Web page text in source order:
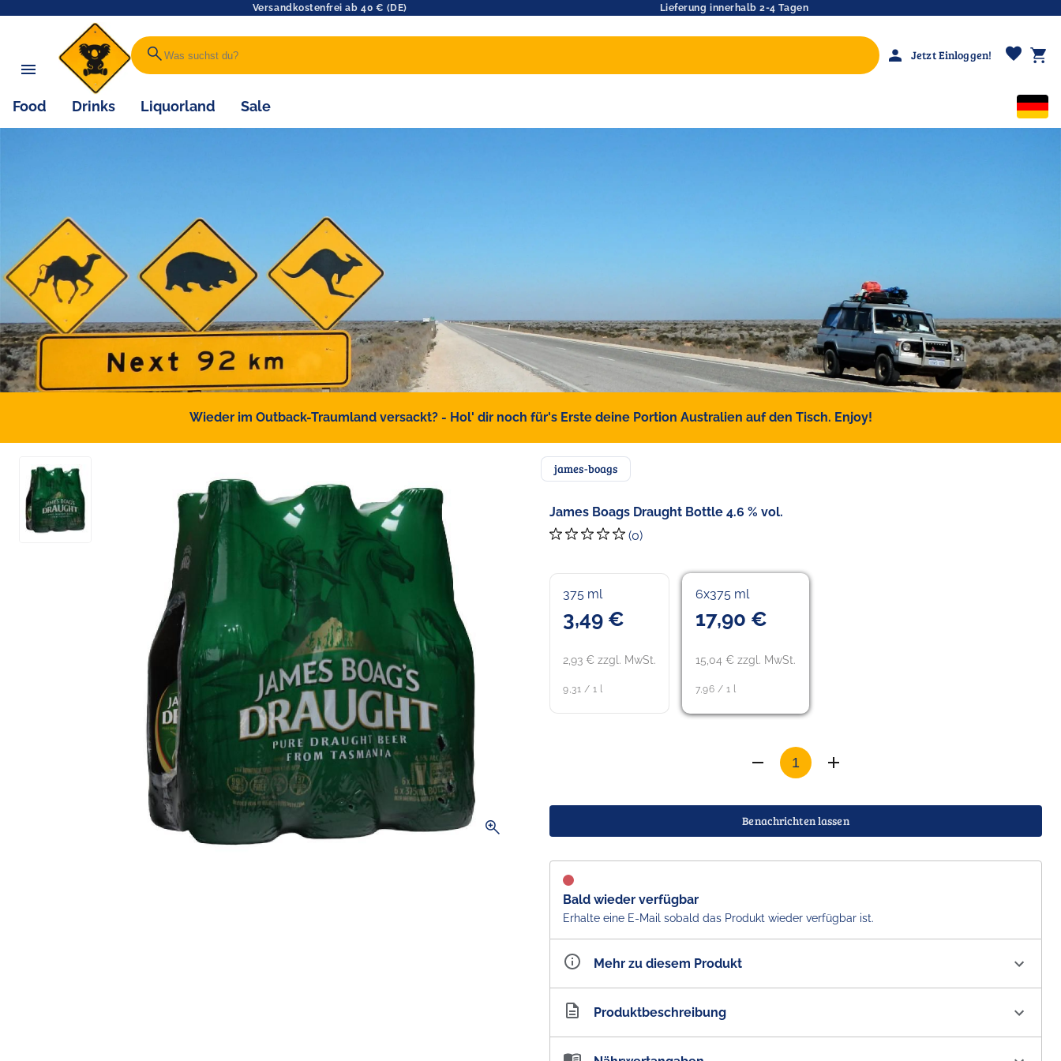
Versandkostenfrei ab 40 € (DE) Lieferung innerhalb 2-4 Tagen
search person Jetzt Einloggen! favorite shopping_cart
Food Drinks Liquorland Sale
Wieder im Outback-Traumland versackt? - Hol' dir noch für's Erste deine Portion Australien auf den Tisch. Enjoy!
zoom_in
james-boags
James Boags Draught Bottle 4.6 % vol.
(0)
375 ml
3,49 €
2,93 € zzgl. MwSt.
9,31 / 1 l
6x375 ml
17,90 €
15,04 € zzgl. MwSt.
7,96 / 1 l
Benachrichten lassen
Bald wieder verfügbar
Erhalte eine E-Mail sobald das Produkt wieder verfügbar ist.
Mehr zu diesem Produkt
Artikelnummer AU200225
Produktbeschreibung
James Boags Draught Bottle 4.6 % vol. Sixpack